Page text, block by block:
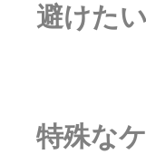
避けた
特殊な